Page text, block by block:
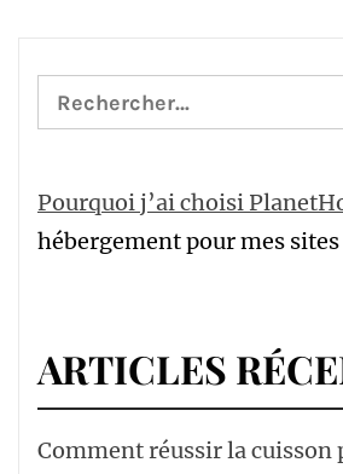
Rechercher :
Pourquoi j’ai choisi
hébergement pour mes sites
ARTICLES
Comment réussir la cuisson